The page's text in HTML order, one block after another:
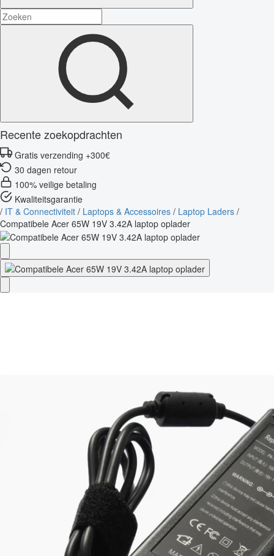
Recente zoekopdrachten
Gratis verzending +300€
30 dagen retour
100% veilige betaling
Kwaliteitsgarantie
/ IT & Connectiviteit / Laptops & Accessoires / Laptop Laders /
Compatibele Acer 65W 19V 3.42A laptop oplader